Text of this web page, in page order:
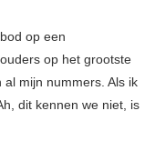
op een
op het grootste
mijn nummers. Als ik
dit kennen we niet, is